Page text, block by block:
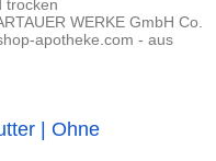
trocken
WERKE GmbH Co.
apotheke.com - aus
| Ohne